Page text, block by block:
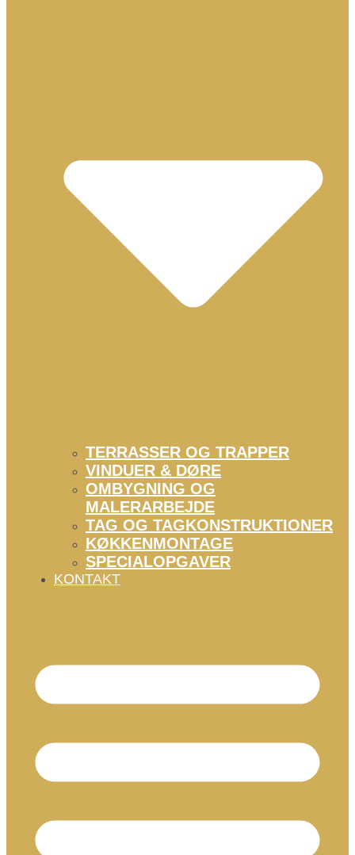
TERRASSER OG TRAPPER
VINDUER & DØRE
OMBYGNING OG
MALERARBEJDE
TAG OG TAGKONSTRUKTIONER
KØKKENMONTAGE
SPECIALOPGAVER
KONTAKT